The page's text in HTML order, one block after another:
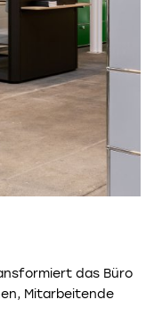
das Büro
Mitarbeitende